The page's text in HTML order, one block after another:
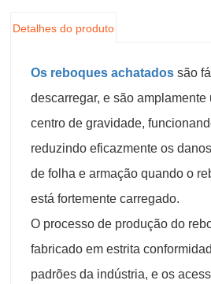
Detalhes do produto
Os reboques achatados são
descarregar, e são
centro de gravidade,
reduzindo eficazmente os
de folha e armação quando o
está fortemente carregado.
O processo de produção do
fabricado em estrita
padrões da indústria, e os